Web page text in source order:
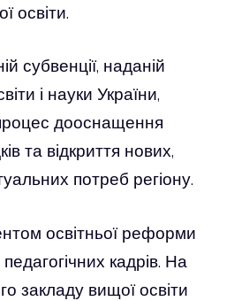
освіти.
субвенції, наданій
і науки України,
дооснащення
та відкриття нових,
потреб регіону.
освітньої реформи
кадрів. На
закладу вищої освіти